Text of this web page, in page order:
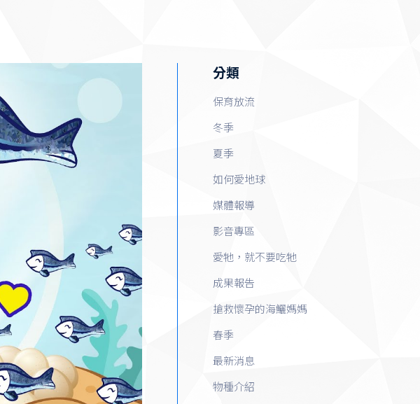
分類
保育放流
冬季
夏季
如何愛地球
媒體報導
影音專區
愛牠，就不要吃牠
成果報告
搶救懷孕的海鱺媽媽
春季
最新消息
物種介紹